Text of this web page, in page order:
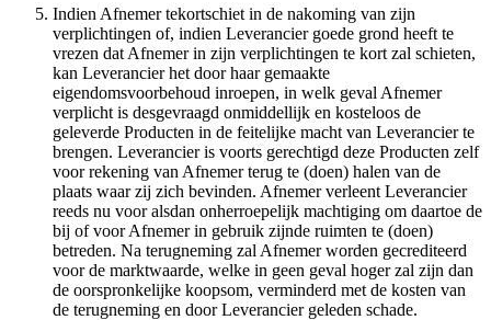
Indien Afnemer tekortschiet in de nakoming van zijn
verplichtingen of, indien Leverancier goede grond heeft te
vrezen dat Afnemer in zijn verplichtingen te kort zal schieten,
kan Leverancier het door haar gemaakte
eigendomsvoorbehoud inroepen, in welk geval Afnemer
verplicht is desgevraagd onmiddellijk en kosteloos de
geleverde Producten in de feitelijke macht van Leverancier te
brengen. Leverancier is voorts gerechtigd deze Producten zelf
voor rekening van Afnemer terug te (doen) halen van de
plaats waar zij zich bevinden. Afnemer verleent Leverancier
reeds nu voor alsdan onherroepelijk machtiging om daartoe de
bij of voor Afnemer in gebruik zijnde ruimten te (doen)
betreden. Na terugneming zal Afnemer worden gecrediteerd
voor de marktwaarde, welke in geen geval hoger zal zijn dan
de oorspronkelijke koopsom, verminderd met de kosten van
de terugneming en door Leverancier geleden schade.